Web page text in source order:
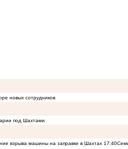
новых сотрудников
под Шахтами
взрыва машины на заправке в Шахтах 17:40